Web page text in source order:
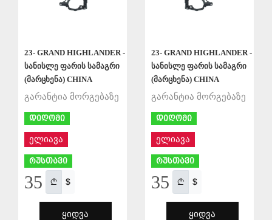
23- GRAND HIGHLANDER -
სანისლე ფარის სამაგრი
(მარცხენა) CHINA
გარანტია მორგებაზე
დიღომი
ელიავა
რუსთავი
35 $
ᲧᲘᲓᲕᲐ
23- GRAND HIGHLANDER -
სანისლე ფარის სამაგრი
(მარცხენა) CHINA
გარანტია მორგებაზე
დიღომი
ელიავა
რუსთავი
35 $
ᲧᲘᲓᲕᲐ